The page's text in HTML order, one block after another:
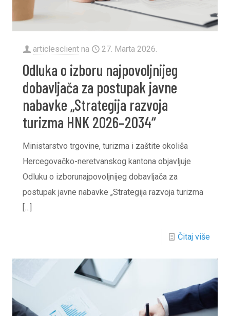
articlesclient na 27. Marta 2026.
Odluka o izboru najpovoljnijeg
dobavljača za postupak javne
nabavke „Strategija razvoja
turizma HNK 2026–2034“
Ministarstvo trgovine, turizma i zaštite okoliša
Hercegovačko-neretvanskog kantona objavljuje
Odluku o izborunajpovoljnijeg dobavljača za
postupak javne nabavke „Strategija razvoja turizma
[…]
Čitaj više